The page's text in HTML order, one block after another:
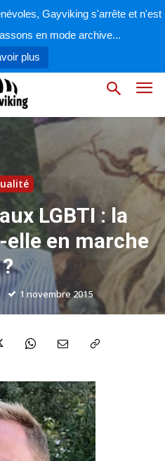
Gayviking s'arrête et n'est
en mode archive...
plus
LGBTI : la
en marche
?
1 novembre 2015